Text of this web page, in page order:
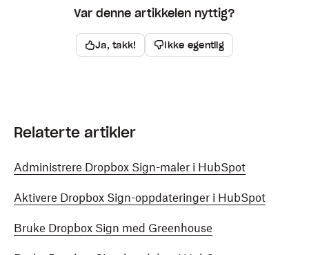
Var denne artikkelen nyttig?
Ja, takk! Ikke egentlig
Relaterte artikler
Administrere Dropbox Sign-maler i HubSpot
Aktivere Dropbox Sign-oppdateringer i HubSpot
Bruke Dropbox Sign med Greenhouse